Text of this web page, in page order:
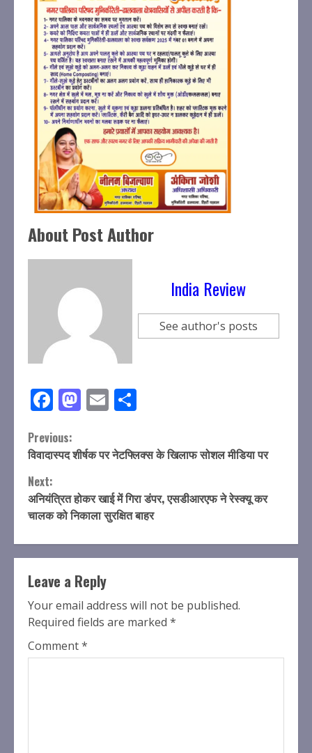
About Post Author
India Review
See author's posts
Facebook
Mastodon
Email
Continue
Reading
Previous:
विवादास्पद शीर्षक पर नेटफ्लिक्स के खिलाफ सोशल मीडिया पर
Next:
अनियंत्रित होकर खाई में गिरा डंपर, एसडीआरएफ ने रेस्क्यू कर
चालक को निकाला सुरक्षित बाहर
Leave a Reply
Your email address will not be published.
Required fields are marked *
Comment*